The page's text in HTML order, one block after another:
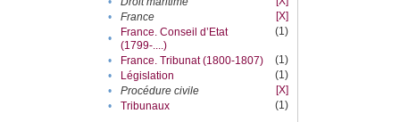
•
France
[X]
•
France. Conseil d’Etat
(1799-....)
(1)
• France. Tribunat (1800-1807)
(1)
•
Législation
(1)
•
Procédure civile
[X]
•
Tribunaux
(1)